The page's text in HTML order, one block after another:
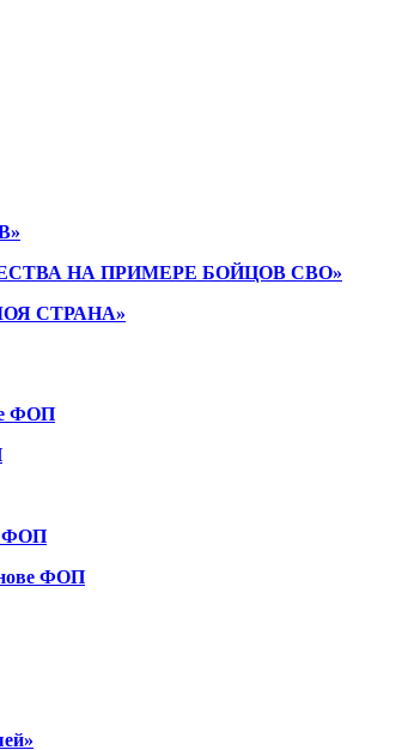
НА ПРИМЕРЕ БОЙЦОВ СВО»
СТРАНА»
ФОП
ФОП
ФОП